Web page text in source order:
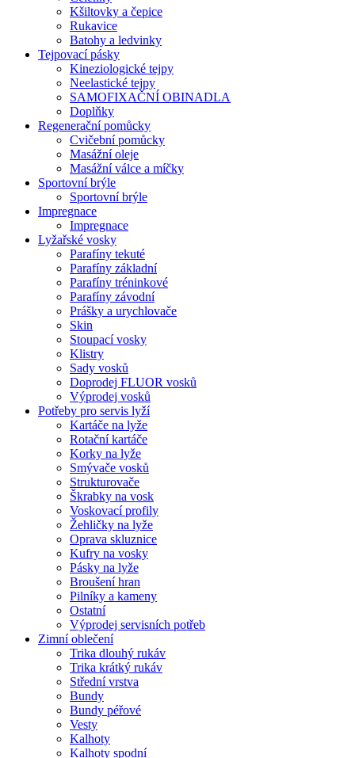
Kšiltovky a čepice
Rukavice
Batohy a ledvinky
Tejpovací pásky
Kineziologické tejpy
Neelastické tejpy
SAMOFIXAČNÍ OBINADLA
Doplňky
Regenerační pomůcky
Cvičební pomůcky
Masážní oleje
Masážní válce a míčky
Sportovní brýle
Sportovní brýle
Impregnace
Impregnace
Lyžařské vosky
Parafíny tekuté
Parafíny základní
Parafíny tréninkové
Parafíny závodní
Prášky a urychlovače
Skin
Stoupací vosky
Klistry
Sady vosků
Doprodej FLUOR vosků
Výprodej vosků
Potřeby pro servis lyží
Kartáče na lyže
Rotační kartáče
Korky na lyže
Smývače vosků
Strukturovače
Škrabky na vosk
Voskovací profily
Žehličky na lyže
Oprava skluznice
Kufry na vosky
Pásky na lyže
Broušení hran
Pilníky a kameny
Ostatní
Výprodej servisních potřeb
Zimní oblečení
Trika dlouhý rukáv
Trika krátký rukáv
Střední vrstva
Bundy
Bundy péřové
Vesty
Kalhoty
Kalhoty spodní